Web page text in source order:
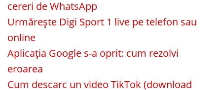
cereri de WhatsApp
Urmărește Digi Sport 1 live pe telefon sau
online
Aplicația Google s-a oprit: cum rezolvi
eroarea
Cum descarc un video TikTok (download